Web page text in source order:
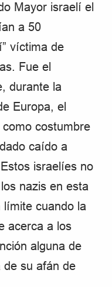
Mayor israelí el
a 50
víctima de
Fue el
durante la
Europa, el
costumbre
caído a
israelíes no
nazis en esta
cuando la
acerca a los
alguna de
de su afán de